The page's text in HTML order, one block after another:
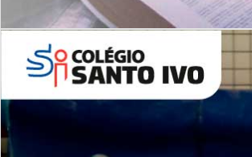
Leituras Literárias
ALUNOS NOVOS
Entre em Contato